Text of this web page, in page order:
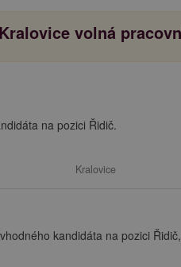
volná
na pozici Řidič.
Kralovice
kandidáta na pozici